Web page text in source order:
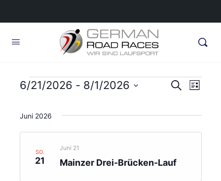
Veranstaltungen
und
SucheListe
6/21/2026 - 8/1/2026
wählen.
Juni 2026
SO.
21 Mainzer Drei-Brücken-Lauf
Juni 21